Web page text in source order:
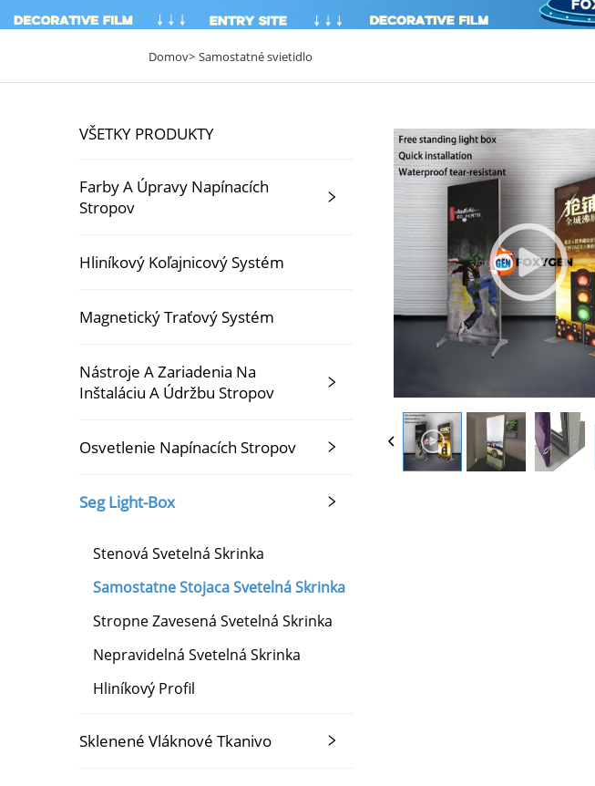
Domov> Samostatné svietidlo
VŠETKY PRODUKTY
Farby A Úpravy Napínacích
Stropov
Hliníkový Koľajnicový Systém
Magnetický Traťový Systém
Nástroje A Zariadenia Na
Inštaláciu A Údržbu Stropov
Osvetlenie Napínacích Stropov
Seg Light-Box
Stenová Svetelná Skrinka
Samostatne Stojaca Svetelná Skrinka
Stropne Zavesená Svetelná Skrinka
Nepravidelná Svetelná Skrinka
Hliníkový Profil
Sklenené Vláknové Tkanivo